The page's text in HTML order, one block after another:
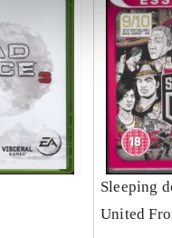
Sleeping
United